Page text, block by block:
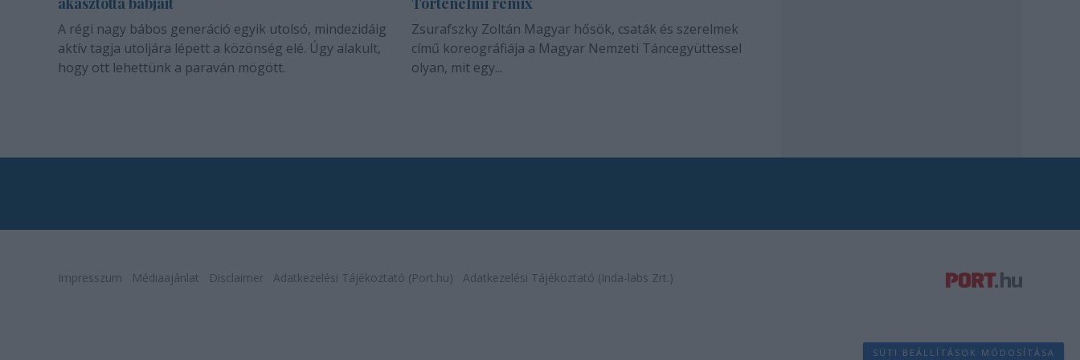
A régi nagy bábos generáció egyik utolsó, mindezidáig
aktív tagja utoljára lépett a közönség elé. Úgy alakult,
hogy ott lehettünk a paraván mögött.
Zsurafszky Zoltán Magyar hősök, csaták és szerelmek
című koreográfiája a Magyar Nemzeti Táncegyüttessel
olyan, mit egy...
Impresszum Médiaajánlat Disclaimer Adatkezelési Tájékoztató (Port.hu) Adatkezelési Tájékoztató (Inda-labs Zrt.)
SÜTI BEÁLLÍTÁSOK MÓDOSÍTÁSA